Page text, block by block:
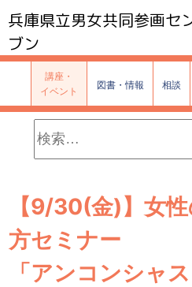
兵庫県立男女共同参画セ
ブン
講座・
イベント
図書・情報 相談
索:
【9/30(金)】女
方セミナー
「アンコンシャ